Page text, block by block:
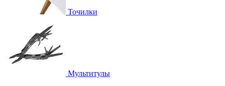
Точилки
Мультитулы